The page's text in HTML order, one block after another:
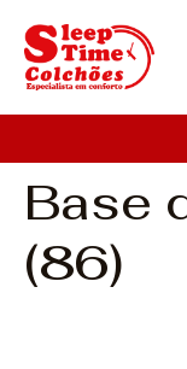
Colchões
Bases
Base
(86)